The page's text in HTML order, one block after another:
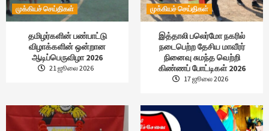
முக்கியச் செய்திகள்
தமிழர்களின் பண்பாட்டு
விழாக்களின் ஒன்றான
ஆடிப்பெருவிழா 2026
21 ஜூலை 2026
முக்கியச் செய்திகள்
இத்தாலி பலெர்மோ நகரில்
நடைபெற்ற தேசிய மாவீரர்
நினைவு சுமந்த வெற்றி
கிண்ணப் போட்டிகள் 2026
17 ஜூலை 2026